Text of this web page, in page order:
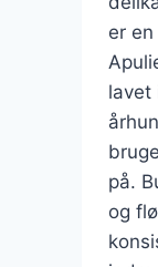
er
lavet
på.
og